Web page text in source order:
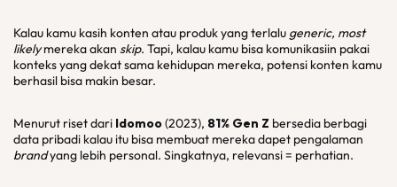
Kalau kamu kasih konten atau produk yang terlalu generic, most
likelymereka akan skip. Tapi, kalau kamu bisa komunikasiin pakai
konteks yang dekat sama kehidupan mereka, potensi konten kamu
berhasil bisa makin besar.
Menurut riset dari Idomoo(2023), 81% Gen Z bersedia berbagi
data pribadi kalau itu bisa membuat mereka dapet pengalaman
brandyang lebih personal. Singkatnya, relevansi = perhatian.